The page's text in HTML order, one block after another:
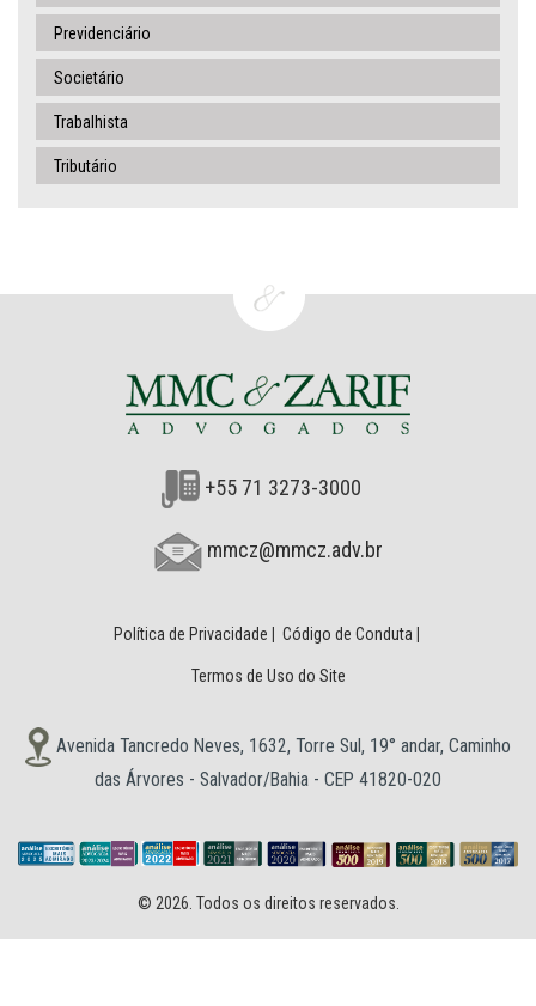
Previdenciário
Societário
Trabalhista
Tributário
+55 71 3273-3000
mmcz@mmcz.adv.br
Política de Privacidade Código de Conduta
Termos de Uso do Site
Avenida Tancredo Neves, 1632, Torre Sul, 19° andar, Caminho
das Árvores - Salvador/Bahia - CEP 41820-020
© 2026. Todos os direitos reservados.